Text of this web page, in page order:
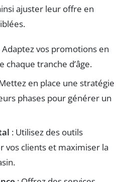
ajuster leur offre en
Adaptez vos promotions en
chaque tranche d’âge.
en place une stratégie
phases pour générer un
: Utilisez des outils
vos clients et maximiser la